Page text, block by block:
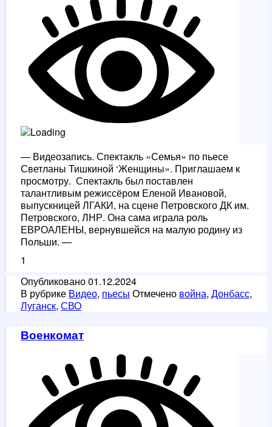
— Видеозапись. Спектакль «Семья» по пьесе
Светланы Тишкиной ‘Женщины». Приглашаем к
просмотру. Спектакль был поставлен
талантливым режиссёром Еленой Ивановой,
выпускницей ЛГАКИ, на сцене Петровского ДК им.
Петровского, ЛНР. Она сама играла роль
ЕВРОАЛЕНЫ, вернувшейся на малую родину из
Польши. —
1
Опубликовано01.12.2024
В рубрике Видео, пьесы Отмечено война, Донбасс,
Луганск, СВО
Военкомат